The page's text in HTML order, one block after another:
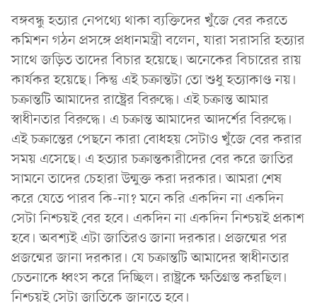
বঙ্গবন্ধু হত্যার নেপথ্যে থাকা ব্যক্তিদের খুঁজে বের করতে
কমিশন গঠন প্রসঙ্গে প্রধানমন্ত্রী বলেন, যারা সরাসরি হত্যার
সাথে জড়িত তাদের বিচার হয়েছে। অনেকের বিচারের রায়
কার্যকর হয়েছে। কিন্তু এই চক্রান্তটা তো শুধু হত্যাকাণ্ড নয়।
চক্রান্তটি আমাদের রাষ্ট্রের বিরুদ্ধে। এই চক্রান্ত আমার
স্বাধীনতার বিরুদ্ধে। এ চক্রান্ত আমাদের আদর্শের বিরুদ্ধে।
এই চক্রান্তের পেছনে কারা বোধহয় সেটাও খুঁজে বের করার
সময় এসেছে। এ হত্যার চক্রান্তকারীদের বের করে জাতির
সামনে তাদের চেহারা উন্মুক্ত করা দরকার। আমরা শেষ
করে যেতে পারব কি-না? মনে করি একদিন না একদিন
সেটা নিশ্চয়ই বের হবে। একদিন না একদিন নিশ্চয়ই প্রকাশ
হবে। অবশ্যই এটা জাতিরও জানা দরকার। প্রজন্মের পর
প্রজন্মের জানা দরকার। যে চক্রান্তটি আমাদের স্বাধীনতার
চেতনাকে ধ্বংস করে দিচ্ছিল। রাষ্ট্রকে ক্ষতিগ্রস্ত করছিল।
নিশ্চয়ই সেটা জাতিকে জানতে হবে।